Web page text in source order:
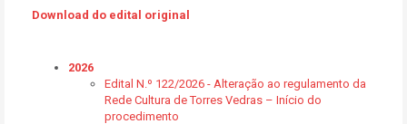
Download do edital original
2026
Edital N.º 122/2026 - Alteração ao regulamento da
Rede Cultura de Torres Vedras – Início do
procedimento